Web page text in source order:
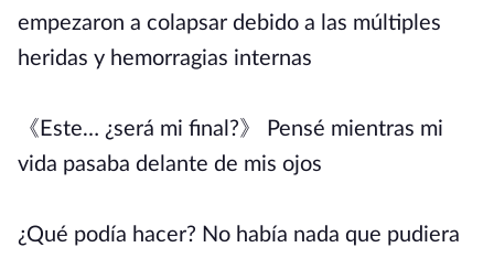
empezaron a colapsar debido a las múltiples
heridas y hemorragias internas
《Este… ¿será mi final?》 Pensé mientras mi
vida pasaba delante de mis ojos
¿Qué podía hacer? No había nada que pudiera